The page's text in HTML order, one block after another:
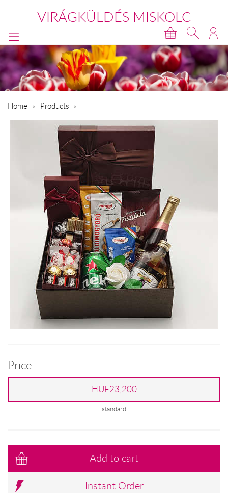
VIRÁGKÜLDÉS MISKOLC
Home Products
Price
HUF23,200
standard
Add to cart
Instant Order